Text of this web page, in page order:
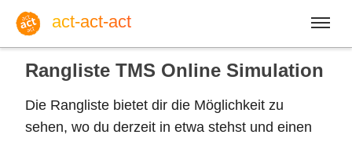
act-act-act
Rangliste TMS Online Simulation
Die Rangliste bietet dir die Möglichkeit zu
sehen, wo du derzeit in etwa stehst und einen